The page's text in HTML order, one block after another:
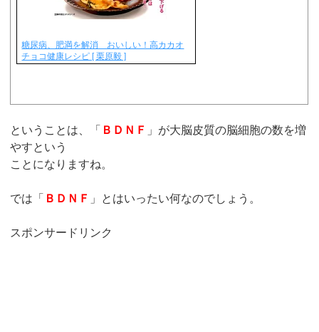
糖尿病、肥満を解消 おいしい！高カカオ
チョコ健康レシピ [ 栗原毅 ]
ということは、「 ＢＤＮＦ 」が大脳皮質の脳細胞の数を増
やすという
ことになりますね。
では「 ＢＤＮＦ 」とはいったい何なのでしょう。
スポンサードリンク